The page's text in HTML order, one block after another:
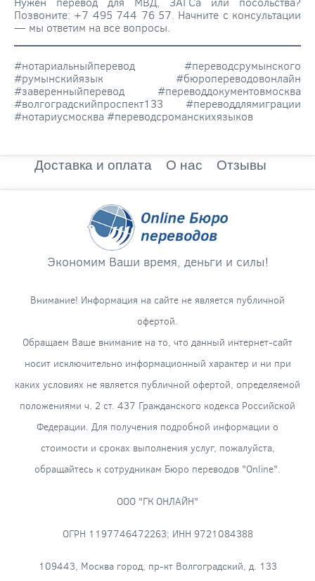
Позвоните: +7 495 744 76 57. Начните с консультации
— мы ответим на все вопросы.
#нотариальныйперевод #переводсрумынского
#румынскийязык #бюропереводовонлайн
#заверенныйперевод #переводдокументовмосква
#волгоградскийпроспект133 #переводдлямиграции
#нотариусмосква #переводсроманскихязыков
Доставка и оплата О нас Отзывы
Экономим Ваши время, деньги и силы!
Внимание! Информация на сайте не является публичной
офертой.
Обращаем Ваше внимание на то, что данный интернет-сайт
носит исключительно информационный характер и ни при
каких условиях не является публичной офертой, определяемой
положениями ч. 2 ст. 437 Гражданского кодекса Российской
Федерации. Для получения подробной информации о
стоимости и сроках выполнения услуг, пожалуйста,
обращайтесь к сотрудникам Бюро переводов "Online".
ООО "ГК ОНЛАЙН"
ОГРН 1197746472263; ИНН 9721084388
109443, Москва город, пр-кт Волгоградский, д. 133